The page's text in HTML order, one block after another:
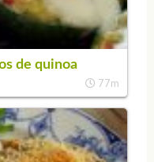
de quinoa
77m